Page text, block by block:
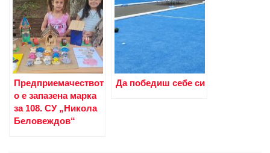
Предприемачествот
о е запазена марка
за 108. СУ „Никола
Беловеждов“
Да победиш себе си